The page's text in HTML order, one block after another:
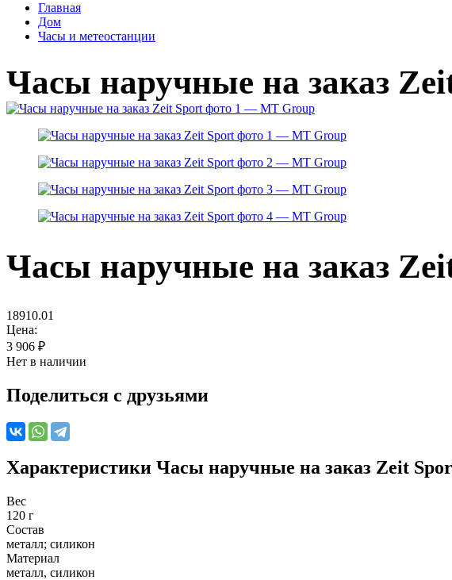
Главная
Дом
Часы и метеостанции
Часы наручные на заказ
Часы наручные на заказ
18910.01
Цена:
3 906 ₽
Нет в наличии
Поделиться с друзьями
Характеристики Часы наручные на заказ Zeit
Вес
120 г
Состав
металл; силикон
Материал
металл, силикон